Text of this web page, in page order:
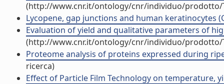
(http://www.cnr.it/ontology/cnr/individuo/prodotto/
Lycopene, gap junctions and human keratinocytes
Evaluation of yield and qualitative parameters of
(http://www.cnr.it/ontology/cnr/individuo/prodotto/
Proteome analysis of proteins expressed during
ricerca)
Effect of Particle Film Technology on